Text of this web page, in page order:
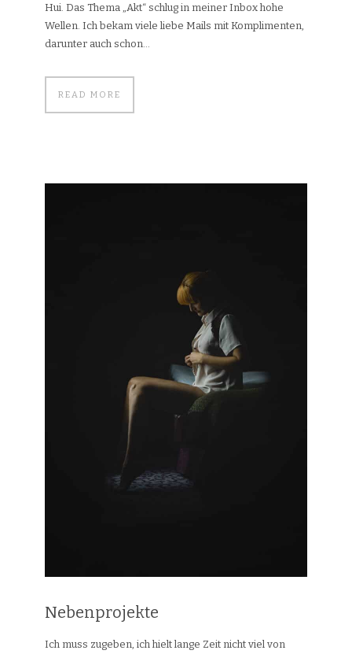
Hui. Das Thema „Akt“ schlug in meiner Inbox hohe
Wellen. Ich bekam viele liebe Mails mit Komplimenten,
darunter auch schon...
READ MORE
Nebenprojekte
Ich muss zugeben, ich hielt lange Zeit nicht viel von